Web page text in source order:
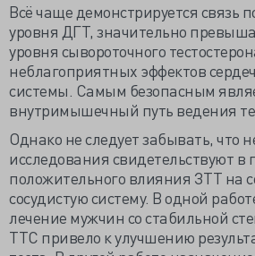
Всё чаще демонстрируется связь
уровня ДГТ, значительно
уровня сывороточного
неблагоприятных эффектов
системы. Самым безопасным
внутримышечный путь ведения
Однако не следует забывать, что
исследования свидетельствуют в
положительного влияния ЗТТ на
сосудистую систему. В одной
лечение мужчин со стабильной
ТТС привело к улучшению